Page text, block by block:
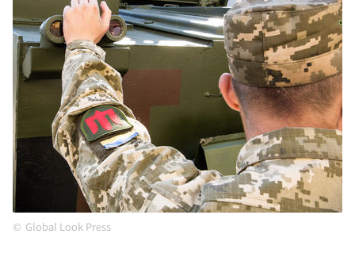
Global Look Press